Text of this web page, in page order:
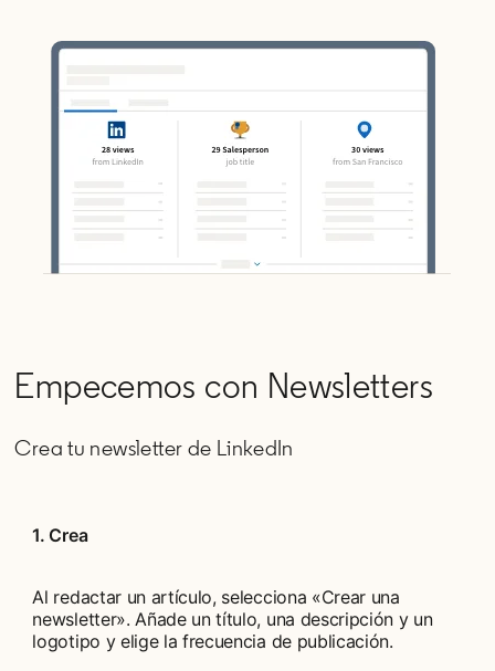
Empecemos con Newsletters
Crea tu newsletter de LinkedIn
1. Crea
Al redactar un artículo, selecciona «Crear una
newsletter». Añade un título, una descripción y un
logotipo y elige la frecuencia de publicación.